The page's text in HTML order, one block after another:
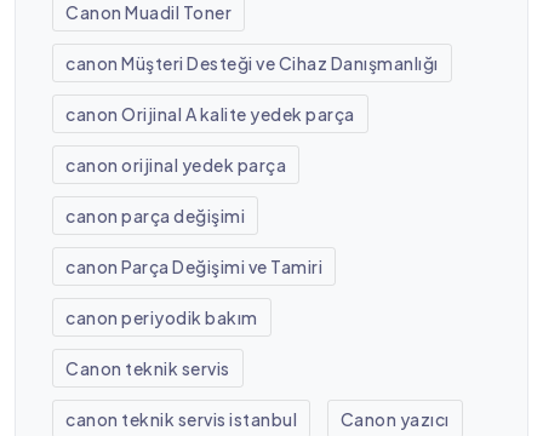
Canon Muadil Toner
canon Müşteri Desteği ve Cihaz Danışmanlığı
canon Orijinal A kalite yedek parça
canon orijinal yedek parça
canon parça değişimi
canon Parça Değişimi ve Tamiri
canon periyodik bakım
Canon teknik servis
canon teknik servis istanbul Canon yazıcı